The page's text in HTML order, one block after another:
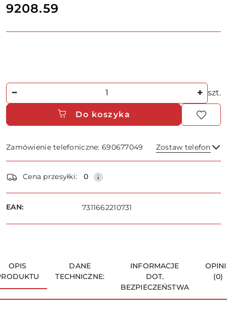
Cena:
9208.59
Ilość szt.
Do koszyka
Zamówienie telefoniczne: 690677049 Zostaw telefon
Wyślij
Dostępność
i
dostawa
Cena przesyłki: 0
EAN: 7311662210731
OPIS
DANE
TECHNICZNE:
INFORMACJE
DOT.
BEZPIECZEŃSTWA
(0)